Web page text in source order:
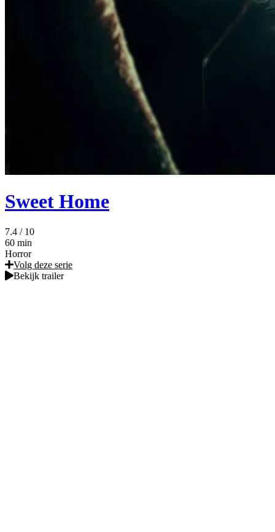
Sweet Home
7.4 / 10
60 min
Horror
Volg deze serie
Bekijk trailer